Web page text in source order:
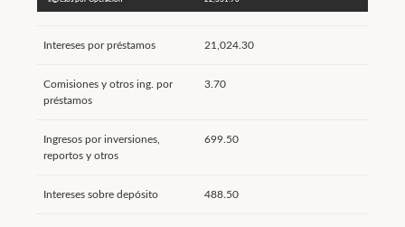
Intereses por préstamos 21,024.30
Comisiones y otros ing. por
préstamos
3.70
Ingresos por inversiones,
reportos y otros
699.50
Intereses sobre depósito 488.50